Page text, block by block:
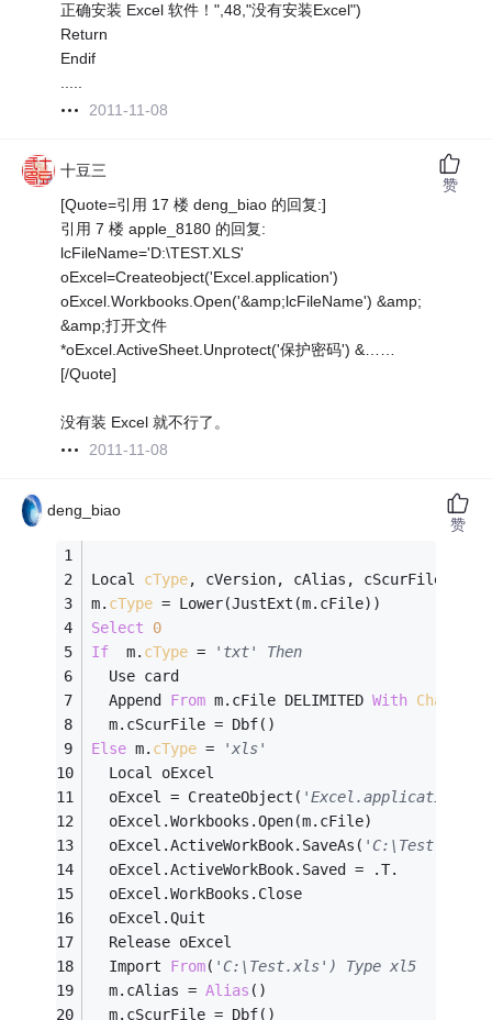
正确安装 Excel 软件！",48,"没有安装Excel")
Return
Endif
.....
2011-11-08
十豆三
[Quote=引用 17 楼 deng_biao 的回复:]
引用 7 楼 apple_8180 的回复:
lcFileName='D:\TEST.XLS'
oExcel=Createobject('Excel.application')
oExcel.Workbooks.Open('&amp;lcFileName') &amp;
&amp;打开文件
*oExcel.ActiveSheet.Unprotect('保护密码') &……
[/Quote]
没有装 Excel 就不行了。
2011-11-08
赞
deng_biao
Local cType, cVersion, cAlias, cScurFile
m. cType = Lower(JustExt(m.cFile))
Select
0
If
  m.
cType =
'txt' Then
  Use card
  Append
From m.cFile DELIMITED With Char
  m.cScurFile = Dbf()
Else m. cType =
'xls'
  Local oExcel
  oExcel = CreateObject(
'Excel.application')
  oExcel.Workbooks.Open(m.cFile)
  oExcel.ActiveWorkBook.SaveAs(
  oExcel.ActiveWorkBook.Saved = .T.
  oExcel.WorkBooks.Close
  oExcel.Quit
  Release oExcel
  Import
From( 'C:\Test.xls') Type xl5
  m.cAlias =
Alias ()
  m.cScurFile = Dbf()
赞